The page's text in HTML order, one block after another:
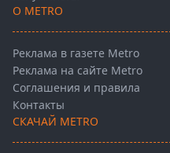
О METRO
Реклама в газете Metro
Реклама на сайте Metro
Соглашения и правила
Контакты
СКАЧАЙ METRO